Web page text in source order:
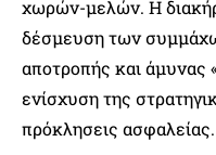
χωρών-μελών. Η
δέσμευση των
αποτροπής και άμυνας
ενίσχυση της
πρόκλησεις ασφαλείας.